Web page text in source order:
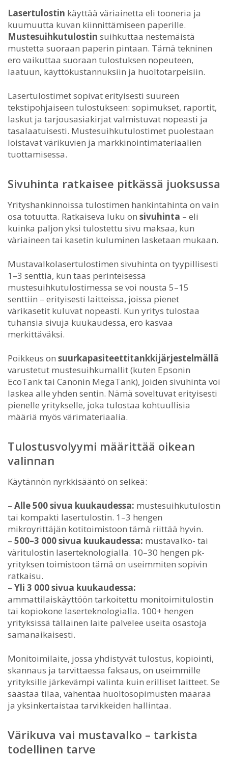
Lasertulostin käyttää väriainetta eli tooneria ja
kuumuutta kuvan kiinnittämiseen paperille.
Mustesuihkutulostin suihkuttaa nestemäistä
mustetta suoraan paperin pintaan. Tämä tekninen
ero vaikuttaa suoraan tulostuksen nopeuteen,
laatuun, käyttökustannuksiin ja huoltotarpeisiin.
Lasertulostimet sopivat erityisesti suureen
tekstipohjaiseen tulostukseen: sopimukset, raportit,
laskut ja tarjousasiakirjat valmistuvat nopeasti ja
tasalaatuisesti. Mustesuihkutulostimet puolestaan
loistavat värikuvien ja markkinointimateriaalien
tuottamisessa.
Sivuhinta ratkaisee pitkässä juoksussa
Yrityshankinnoissa tulostimen hankintahinta on vain
osa totuutta. Ratkaiseva luku on sivuhinta – eli
kuinka paljon yksi tulostettu sivu maksaa, kun
väriaineen tai kasetin kuluminen lasketaan mukaan.
Mustavalkolasertulostimen sivuhinta on tyypillisesti
1–3 senttiä, kun taas perinteisessä
mustesuihkutulostimessa se voi nousta 5–15
senttiin – erityisesti laitteissa, joissa pienet
värikasetit kuluvat nopeasti. Kun yritys tulostaa
tuhansia sivuja kuukaudessa, ero kasvaa
merkittäväksi.
Poikkeus on suurkapasiteettitankkijärjestelmällä
varustetut mustesuihkumallit (kuten Epsonin
EcoTank tai Canonin MegaTank), joiden sivuhinta voi
laskea alle yhden sentin. Nämä soveltuvat erityisesti
pienelle yritykselle, joka tulostaa kohtuullisia
määriä myös värimateriaalia.
Tulostusvolyymi määrittää oikean
valinnan
Käytännön nyrkkisääntö on selkeä:
– Alle 500 sivua kuukaudessa: mustesuihkutulostin
tai kompakti lasertulostin. 1–3 hengen
mikroyrittäjän kotitoimistoon tämä riittää hyvin.
– 500–3 000 sivua kuukaudessa: mustavalko- tai
väritulostin laserteknologialla. 10–30 hengen pk-
yrityksen toimistoon tämä on useimmiten sopivin
ratkaisu.
– Yli 3 000 sivua kuukaudessa:
ammattilaiskäyttöön tarkoitettu monitoimitulostin
tai kopiokone laserteknologialla. 100+ hengen
yrityksissä tällainen laite palvelee useita osastoja
samanaikaisesti.
Monitoimilaite, jossa yhdistyvät tulostus, kopiointi,
skannaus ja tarvittaessa faksaus, on useimmille
yrityksille järkevämpi valinta kuin erilliset laitteet. Se
säästää tilaa, vähentää huoltosopimusten määrää
ja yksinkertaistaa tarvikkeiden hallintaa.
Värikuva vai mustavalko – tarkista
todellinen tarve